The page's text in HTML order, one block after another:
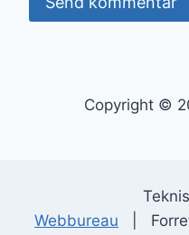
Copyright ©
Webbureau |